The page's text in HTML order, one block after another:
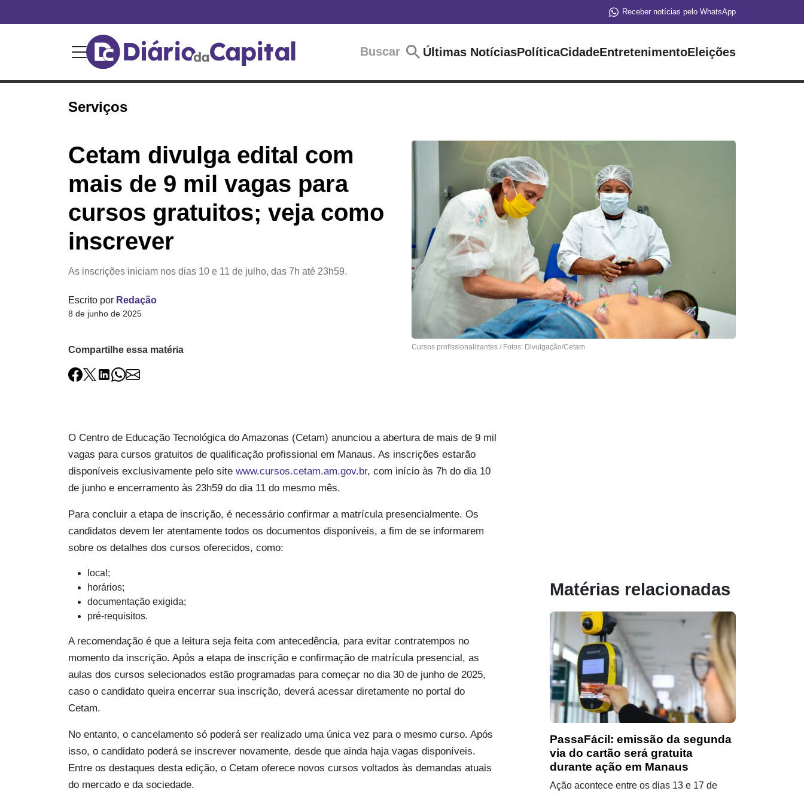
Receber notícias pelo WhatsApp
Buscar Últimas NotíciasPolíticaCidadeEntretenimentoEleições
Serviços
Cetam divulga edital com
mais de 9 mil vagas para
cursos gratuitos; veja como
inscrever
As inscrições iniciam nos dias 10 e 11 de julho, das 7h até 23h59.
Escrito por Redação
8 de junho de 2025
Compartilhe essa matéria Cursos profissionalizantes / Fotos: Divulgação/Cetam
O Centro de Educação Tecnológica do Amazonas (Cetam) anunciou a abertura de mais de 9 mil
vagas para cursos gratuitos de qualificação profissional em Manaus. As inscrições estarão
disponíveis exclusivamente pelo site www.cursos.cetam.am.gov.br, com início às 7h do dia 10
de junho e encerramento às 23h59 do dia 11 do mesmo mês.
Para concluir a etapa de inscrição, é necessário confirmar a matrícula presencialmente. Os
candidatos devem ler atentamente todos os documentos disponíveis, a fim de se informarem
sobre os detalhes dos cursos oferecidos, como:
local;
horários;
documentação exigida;
pré-requisitos.
A recomendação é que a leitura seja feita com antecedência, para evitar contratempos no
momento da inscrição. Após a etapa de inscrição e confirmação de matrícula presencial, as
aulas dos cursos selecionados estão programadas para começar no dia 30 de junho de 2025,
caso o candidato queira encerrar sua inscrição, deverá acessar diretamente no portal do
Cetam.
No entanto, o cancelamento só poderá ser realizado uma única vez para o mesmo curso. Após
isso, o candidato poderá se inscrever novamente, desde que ainda haja vagas disponíveis.
Entre os destaques desta edição, o Cetam oferece novos cursos voltados às demandas atuais
do mercado e da sociedade.
Matérias relacionadas
PassaFácil: emissão da segunda
via do cartão será gratuita
durante ação em Manaus
Ação acontece entre os dias 13 e 17 de